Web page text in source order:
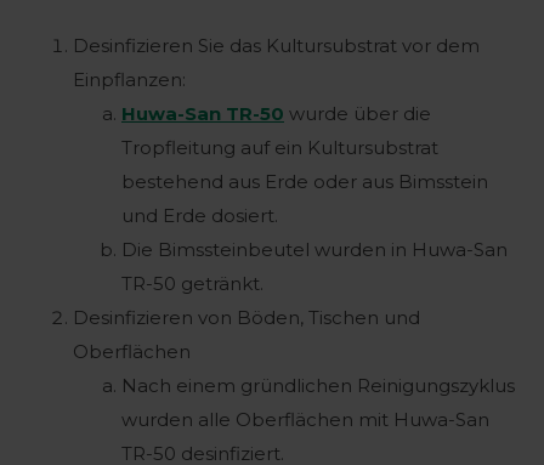
Desinfizieren Sie das Kultursubstrat vor dem
Einpflanzen:
Huwa-San TR-50 wurde über die
Tropfleitung auf ein Kultursubstrat
bestehend aus Erde oder aus Bimsstein
und Erde dosiert.
Die Bimssteinbeutel wurden in Huwa-San
TR-50 getränkt.
Desinfizieren von Böden, Tischen und
Oberflächen
Nach einem gründlichen Reinigungszyklus
wurden alle Oberflächen mit Huwa-San
TR-50 desinfiziert.